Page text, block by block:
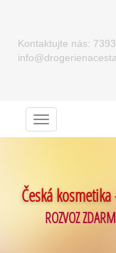
Kontaktujte nás:
Menu
Česká
ROZVOZ